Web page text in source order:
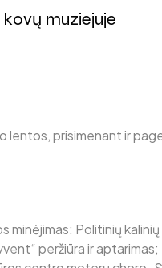
muziejuje
lentos, prisimenant ir
minėjimas: Politinių
peržiūra ir aptarimas;